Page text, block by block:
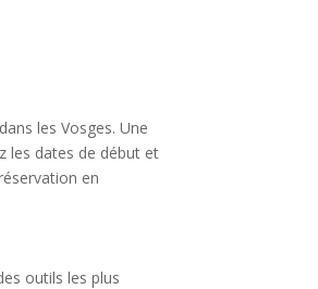
les Vosges. Une
les dates de début et
en
outils les plus